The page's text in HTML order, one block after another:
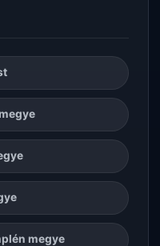
megye